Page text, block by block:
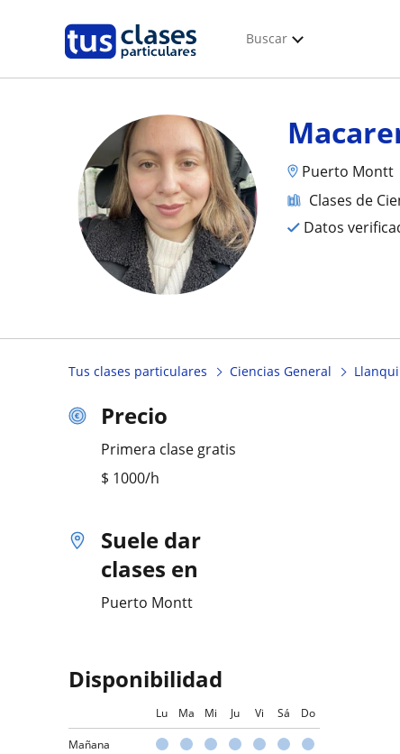
Buscar
Puerto Montt
Clases de
Datos
Tus clases particulares Ciencias General
Precio
Primera clase gratis
$ 1000/h
Suele dar
clases en
Puerto Montt
Disponibilidad
Lu Ma Mi Ju Vi Sá Do
Mañana